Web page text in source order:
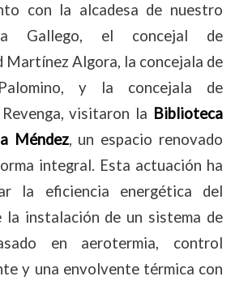
con la alcadesa de nuestro
Gallego, el concejal de
Martínez Algora, la concejala de
y la concejala de
visitaron la Biblioteca
Méndez, un espacio renovado
integral. Esta actuación ha
la eficiencia energética del
la instalación de un sistema de
en aerotermia, control
y una envolvente térmica con